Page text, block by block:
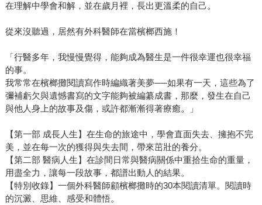
在理解中學會和解，並在歲月裡，長出更溫柔的自己。
從來沒聽過，居然有外科醫師在當檳榔西施！
「行醫多年，我慢慢覺得，能夠成為醫生是一件很幸運也很幸福
的事。
我常常在檳榔攤閱讀寫作時編織著美夢──如果有一天，這些為了
彌補虧欠與遺憾書寫的文字能夠被編纂成書，那麼，發生在自己
與他人身上的故事及傷，或許都漸漸得著療癒。」
【第一部 成長人生】在生命的旅途中，學會直面失去、擁抱不完
美，並在每一次的獲得與失去間，帶來茁壯的養分。
【第二部 醫病人生】在診間日常與醫病關係中重拾生命的重量，
用盡全力，讓每一段故事，都譜出動人的結果。
【特別收錄】一個外科醫師顧檳榔攤時的30本閱讀清單。閱讀時
的沉澱、思維、感受和體悟。